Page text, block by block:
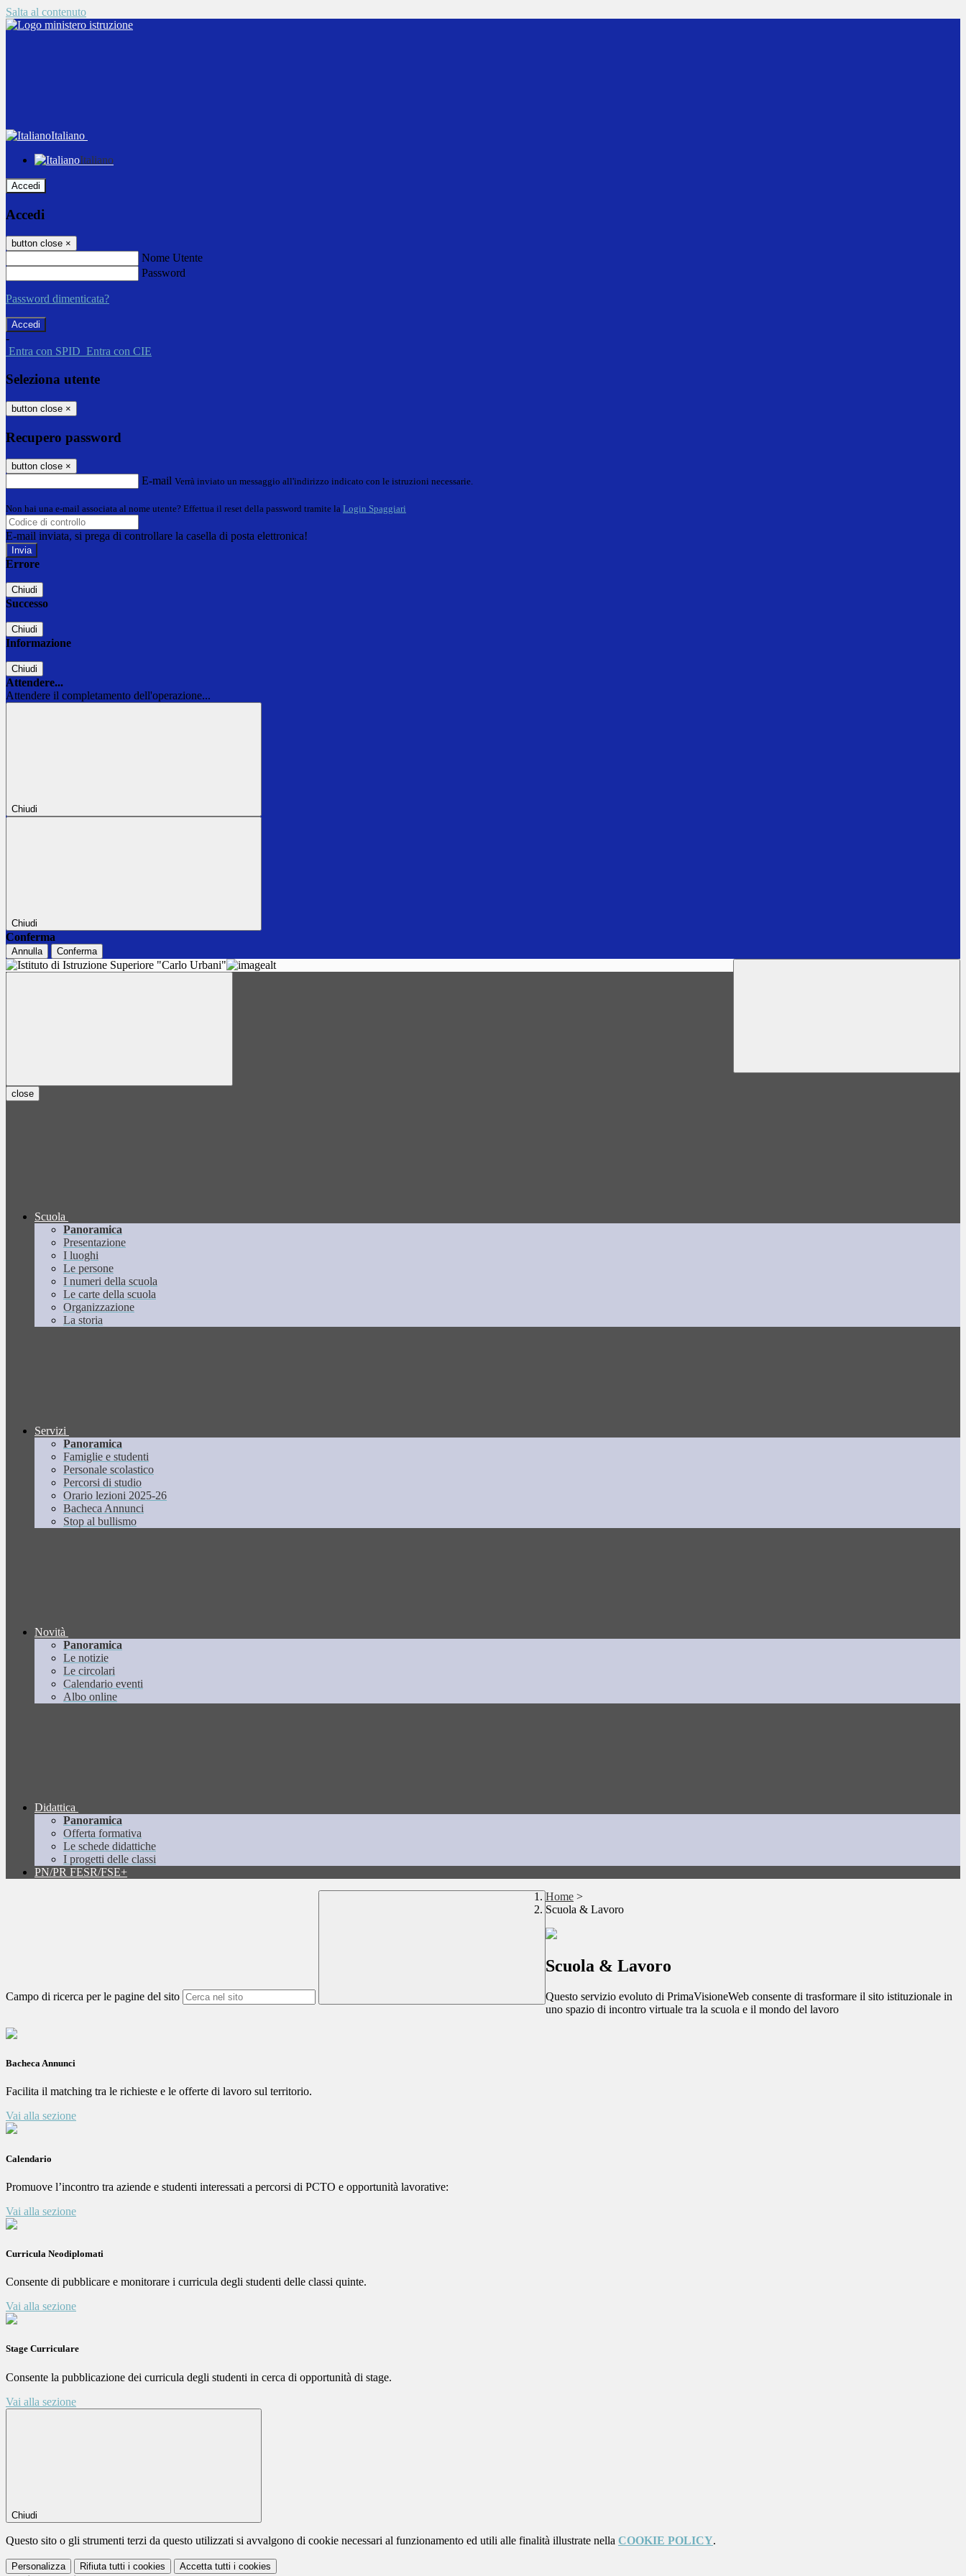
Salta al contenuto
Italiano
Italiano
Accedi
Accedi
button close ×
Nome Utente
Password
Password dimenticata?
-
Entra con SPID Entra con CIE
Seleziona utente
button close ×
Recupero password
button close ×
E-mail Verrà inviato un messaggio all'indirizzo indicato con le istruzioni necessarie.
Non hai una e-mail associata al nome utente? Effettua il reset della password tramite la Login Spaggiari
E-mail inviata, si prega di controllare la casella di posta elettronica!
Errore
Chiudi
Successo
Chiudi
Informazione
Chiudi
Attendere...
Attendere il completamento dell'operazione...
Chiudi
Chiudi
Conferma
Annulla Conferma
close
Scuola
Panoramica
Presentazione
I luoghi
Le persone
I numeri della scuola
Le carte della scuola
Organizzazione
La storia
Servizi
Panoramica
Famiglie e studenti
Personale scolastico
Percorsi di studio
Orario lezioni 2025-26
Bacheca Annunci
Stop al bullismo
Novità
Panoramica
Le notizie
Le circolari
Calendario eventi
Albo online
Didattica
Panoramica
Offerta formativa
Le schede didattiche
I progetti delle classi
PN/PR FESR/FSE+
Campo di ricerca per le pagine del sito
Home >
Scuola & Lavoro
Scuola & Lavoro
Questo servizio evoluto di PrimaVisioneWeb consente di trasformare il sito istituzionale in
uno spazio di incontro virtuale tra la scuola e il mondo del lavoro
Bacheca Annunci
Facilita il matching tra le richieste e le offerte di lavoro sul territorio.
Vai alla sezione
Calendario
Promuove l’incontro tra aziende e studenti interessati a percorsi di PCTO e opportunità lavorative:
Vai alla sezione
Curricula Neodiplomati
Consente di pubblicare e monitorare i curricula degli studenti delle classi quinte.
Vai alla sezione
Stage Curriculare
Consente la pubblicazione dei curricula degli studenti in cerca di opportunità di stage.
Vai alla sezione
Chiudi
Questo sito o gli strumenti terzi da questo utilizzati si avvalgono di cookie necessari al funzionamento ed utili alle finalità illustrate nella COOKIE POLICY.
Personalizza Rifiuta tutti i cookies Accetta tutti i cookies